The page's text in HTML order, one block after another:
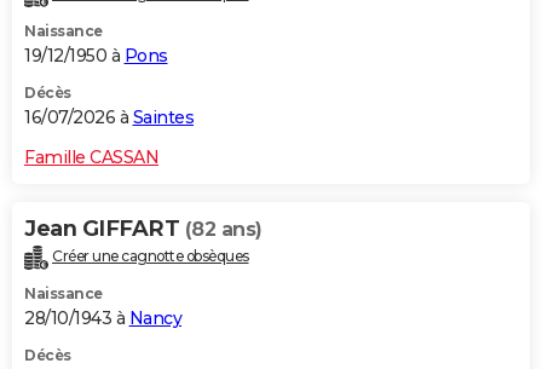
Naissance
19/12/1950 à Pons
Décès
16/07/2026 à Saintes
Famille CASSAN
Jean GIFFART (82 ans)
Créer une cagnotte obsèques
Naissance
28/10/1943 à Nancy
Décès